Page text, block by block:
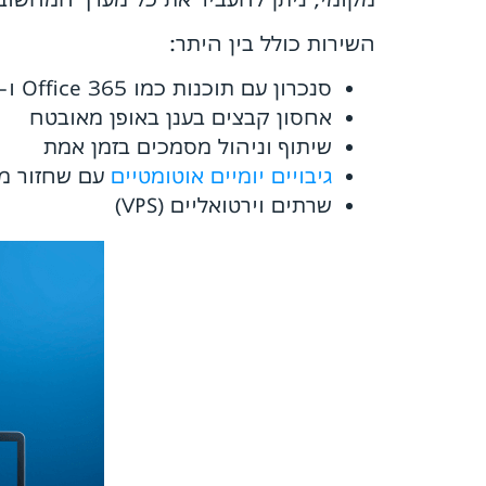
השירות כולל בין היתר:
סנכרון עם תוכנות כמו Office 365 ו-Google Workspace
אחסון קבצים בענן באופן מאובטח
שיתוף וניהול מסמכים בזמן אמת
גיבויים יומיים אוטומטיים עם שחזור
שרתים וירטואליים (VPS)